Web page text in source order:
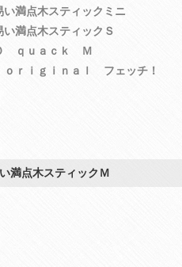
い満点木スティックミニ
い満点木スティックＳ
ｑｕａｃｋ Ｍ
ｒｉｇｉｎａｌ フェッチ！
満点木スティックＭ